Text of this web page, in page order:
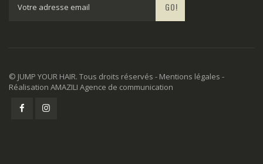
GO!
© JUMP YOUR HAIR. Tous droits réservés - Mentions légales -
Réalisation AMAZILI Agence de communication